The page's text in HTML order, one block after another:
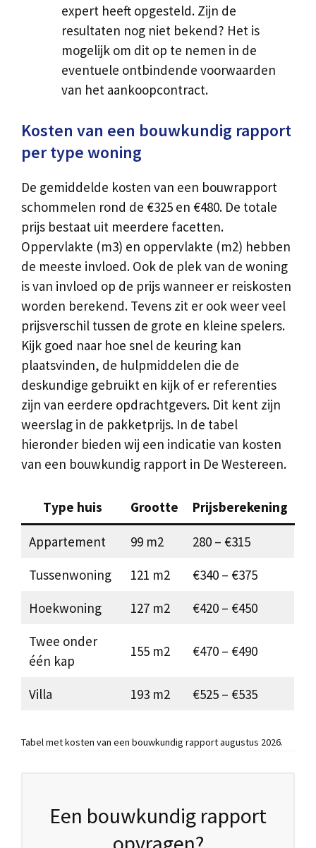
expert heeft opgesteld. Zijn de
resultaten nog niet bekend? Het is
mogelijk om dit op te nemen in de
eventuele ontbindende voorwaarden
van het aankoopcontract.
Kosten van een bouwkundig rapport
per type woning
De gemiddelde kosten van een bouwrapport
schommelen rond de €325 en €480. De totale
prijs bestaat uit meerdere facetten.
Oppervlakte (m3) en oppervlakte (m2) hebben
de meeste invloed. Ook de plek van de woning
is van invloed op de prijs wanneer er reiskosten
worden berekend. Tevens zit er ook weer veel
prijsverschil tussen de grote en kleine spelers.
Kijk goed naar hoe snel de keuring kan
plaatsvinden, de hulpmiddelen die de
deskundige gebruikt en kijk of er referenties
zijn van eerdere opdrachtgevers. Dit kent zijn
weerslag in de pakketprijs. In de tabel
hieronder bieden wij een indicatie van kosten
van een bouwkundig rapport in De Westereen.
Type huis Grootte Prijsberekening
Appartement 99 m2
280 – €315
Tussenwoning
121 m2
€340 – €375
Hoekwoning
127 m2
€420 – €450
Twee onder
één kap
155 m2 €470 – €490
Villa 193 m2 €525 – €535
Tabel met kosten van een bouwkundig rapport augustus 2026.
Een bouwkundig rapport